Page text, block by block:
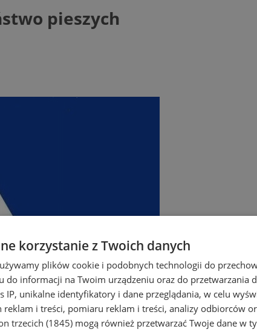
pieszych
korzystanie z Twoich danych
plików cookie i podobnych technologii do
do informacji na Twoim urządzeniu oraz do przetwarzania
IP, unikalne identyfikatory i dane przeglądania, w celu
reklam i treści, pomiaru reklam i treści, analizy odbiorców
trzecich (1845) mogą również przetwarzać Twoje dane w